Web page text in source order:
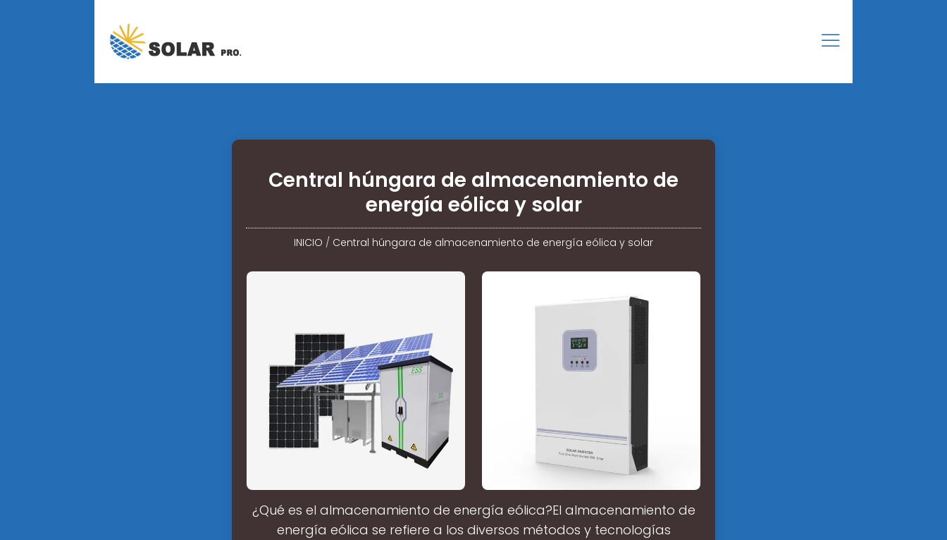
Central húngara de almacenamiento de
energía eólica y solar
INICIO / Central húngara de almacenamiento de energía eólica y solar
¿Qué es el almacenamiento de energía eólica?El almacenamiento de
energía eólica se refiere a los diversos métodos y tecnologías